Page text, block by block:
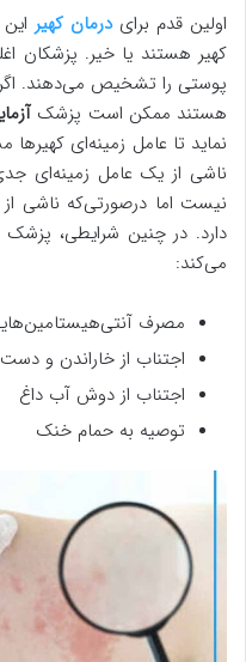
اولین قدم برایدرمان کهیر
کهیر هستند یا خیر. پزشکان
پوستی را تشخیص می‌دهند.
هستند ممکن است پزشک
نماید تا عامل زمینه‌ای
ناشی از یک عامل زمینه‌ای
نیست اما درصورتی‌که ناشی از
دارد. در چنین شرایطی، پزشک
می‌کند:
مصرف
اجتناب از خاراندن و
اجتناب از دوش آب داغ
توصیه به حمام خنک